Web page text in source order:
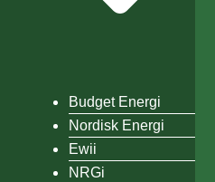
Budget Energi
Nordisk Energi
Ewii
NRGi